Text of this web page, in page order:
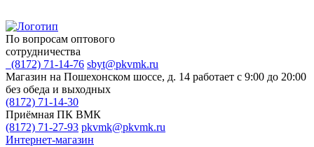
По вопросам оптового
сотрудничества
(8172) 71-14-76 sbyt@pkvmk.ru
Магазин на Пошехонском шоссе, д. 14 работает с 9:00 до 20:00
без обеда и выходных
(8172) 71-14-30
Приёмная ПК ВМК
(8172) 71-27-93 pkvmk@pkvmk.ru
Интернет-магазин